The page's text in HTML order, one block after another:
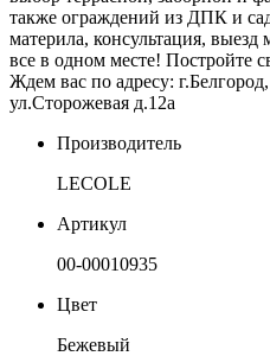
также ограждений из ДПК и
материла, консультация,
все в одном месте! Постройте
Ждем вас по адресу:
ул.Сторожевая д.12а
Производитель
LECOLE
Артикул
00-00010935
Цвет
Бежевый